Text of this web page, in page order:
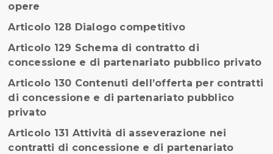
opere
Articolo 128 Dialogo competitivo
Articolo 129 Schema di contratto di
concessione e di partenariato pubblico privato
Articolo 130 Contenuti dell’offerta per contratti
di concessione e di partenariato pubblico
privato
Articolo 131 Attività di asseverazione nei
contratti di concessione e di partenariato